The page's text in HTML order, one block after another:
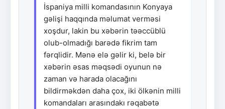
İspaniya milli komandasının Konyaya
gəlişi haqqında məlumat verməsi
xoşdur, lakin bu xəbərin təəccüblü
olub-olmadığı barədə fikrim tam
fərqlidir. Mənə elə gəlir ki, belə bir
xəbərin əsas məqsədi oyunun nə
zaman və harada olacağını
bildirməkdən daha çox, iki ölkənin milli
komandaları arasındakı rəqabətə